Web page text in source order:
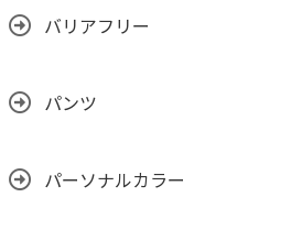
バリアフリー
パンツ
パーソナルカラー